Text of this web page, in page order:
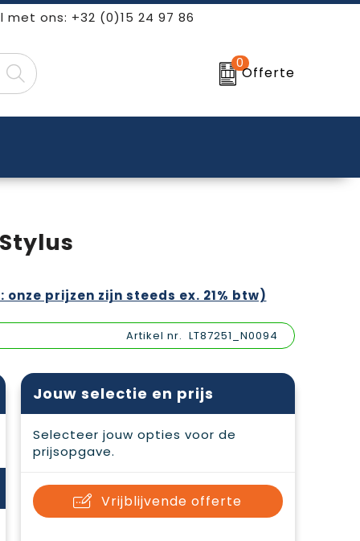
met ons: +32 (0)15 24 97 86
0
Offerte
prijzen zijn steeds ex. 21% btw)
Artikel nr. LT87251_N0094
Jouw selectie en prijs
Selecteer jouw opties voor de
prijsopgave.
Vrijblijvende offerte